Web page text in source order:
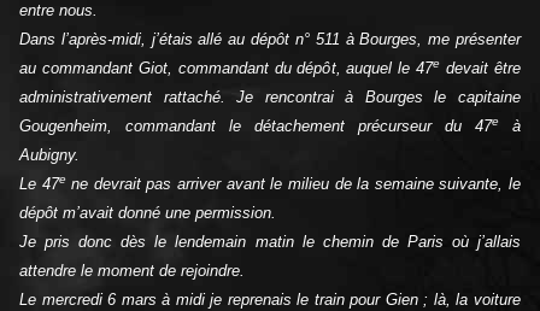
entre nous.
Dans l’après-midi, j’étais allé au dépôt n° 511 à Bourges, me présenter
au commandant Giot, commandant du dépôt, auquel le 47e devait être
administrativement rattaché. Je rencontrai à Bourges le capitaine
Gougenheim, commandant le détachement précurseur du 47e
à
Aubigny.
Le 47ene devrait pas arriver avant le milieu de la semaine suivante, le
dépôt m’avait donné une permission.
Je pris donc dès le lendemain matin le chemin de Paris où j’allais
attendre le moment de rejoindre.
Le mercredi 6 mars à midi je reprenais le train pour Gien ; là, la voiture